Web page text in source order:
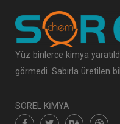
Yüz binlerce kimya
görmedi. Sabırla üretilen
SOREL KİMYA